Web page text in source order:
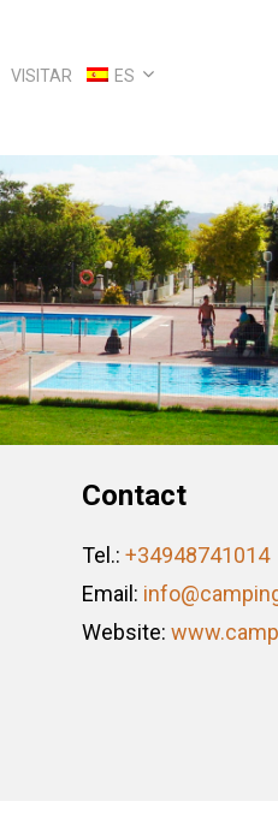
VISITAR ES
Contact
Tel.: +34948741014
Email:
Website: